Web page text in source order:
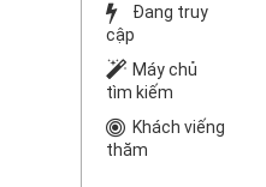
Đang truy
cập
Máy chủ
tìm kiếm
Khách viếng
thăm